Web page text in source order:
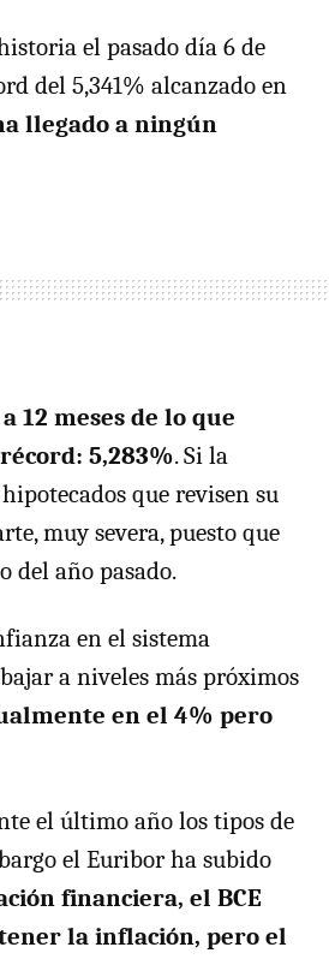
el pasado día 6 de
del 5,341% alcanzado en
llegado a ningún
12 meses de lo que
5,283%. Si la
que revisen su
muy severa, puesto que
del año pasado.
en el sistema
a niveles más próximos
en el 4% pero
el último año los tipos de
el Euribor ha subido
financiera, el BCE
la inflación, pero el